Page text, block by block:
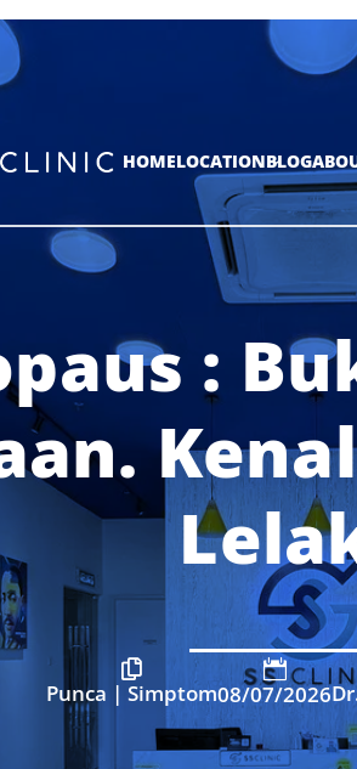
HOMELOCATIONBLOG
:

Punca |Simptom

08/07/2026